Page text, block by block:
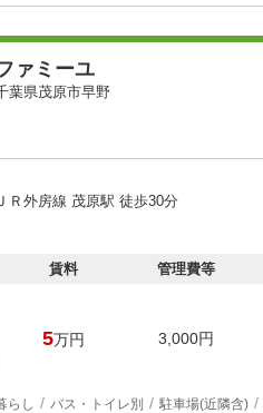
ァミーユ
葉県茂原市早野
ＪＲ外房線 茂原駅 徒歩30分
賃料 管理費等
5万円 3,000円
らし バス・トイレ別 駐車場(近隣含)